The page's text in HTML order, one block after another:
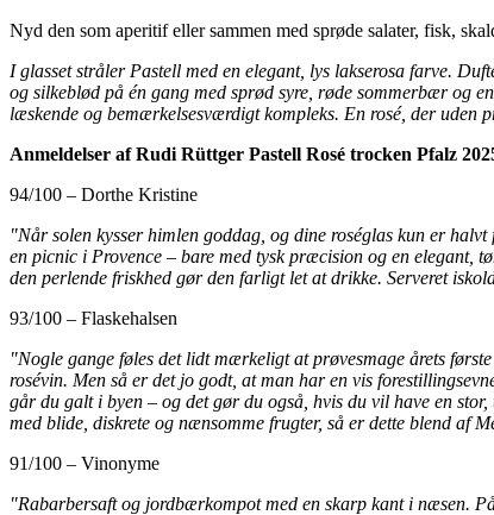
Nyd den som aperitif eller sammen med sprøde salater, fisk,
I glasset stråler Pastell med en elegant, lys lakserosa farve.
og silkeblød på én gang med sprød syre, røde sommerbær og
læskende og bemærkelsesværdigt kompleks. En rosé, der uden
Anmeldelser af Rudi Rüttger Pastell Rosé trocken Pfalz
94/100 – Dorthe Kristine
"Når solen kysser himlen goddag, og dine roséglas kun er
en picnic i Provence – bare med tysk præcision og en elegant,
den perlende friskhed gør den farligt let at drikke. Serveret
93/100 – Flaskehalsen
"Nogle gange føles det lidt mærkeligt at prøvesmage årets
rosévin. Men så er det jo godt, at man har en vis
går du galt i byen – og det gør du også, hvis du vil have en
med blide, diskrete og nænsomme frugter, så er dette blend af
91/100 – Vinonyme
"Rabarbersaft og jordbærkompot med en skarp kant i næsen.